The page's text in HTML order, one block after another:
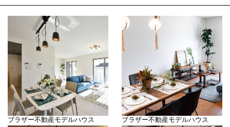
ブラザー不動産モデルハウス
ブラザー不動産モデルハウス